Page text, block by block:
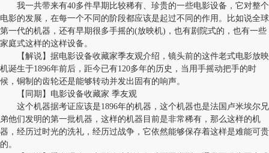
我一共带来有40多件早期比较稀有、珍贵的一些电影设备，它对整个
电影的发展，在每一个不同的阶段都应该是起过不同的作用。比如说全球
第一代的机器，还有早期很多手摇的(放映机)，也有剧院式的，也有一些
家庭式这样的这样设备。
【解说】据电影设备收藏家季友观介绍，镜头前的这件老式电影放映
机诞生于1896年前后，距今已有120多年的历史，当用手摇动把手的时
候，铜制的齿轮还是能够转动并发出固有的响声。
【同期】电影设备收藏家 季友观
这个机器据考证应该是1896年的机器，这个机器也是法国卢米埃尔兄
弟他们发明的第一批机器，这样的机器目前是非常稀有，那么这样的机
器，经历过时光的洗礼，经历过战争，它依然能够保存着这样是难能可贵
的。